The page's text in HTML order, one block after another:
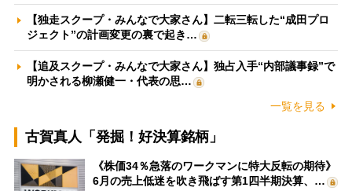
【独走スクープ・みんなで大家さん】二転三転した“成田プロ
ジェクト”の計画変更の裏で起き…
【追及スクープ・みんなで大家さん】独占入手“内部議事録”で
明かされる柳瀬健一・代表の思…
一覧を見る
古賀真人「発掘！好決算銘柄」
《株価34％急落のワークマンに特大反転の期待》
6月の売上低迷を吹き飛ばす第1四半期決算、…